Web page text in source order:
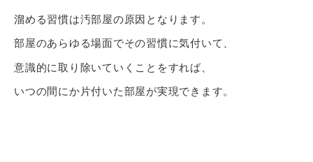
溜める習慣は汚部屋の原因となります。
部屋のあらゆる場面でその習慣に気付いて、
意識的に取り除いていくことをすれば、
いつの間にか片付いた部屋が実現できます。